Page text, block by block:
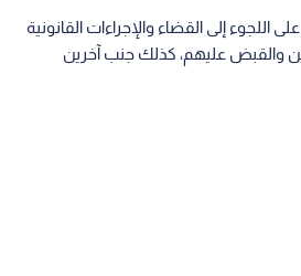
اللجوء إلى القضاء والإجراءات القانونية
والقبض عليهم، كذلك جنب آخرين